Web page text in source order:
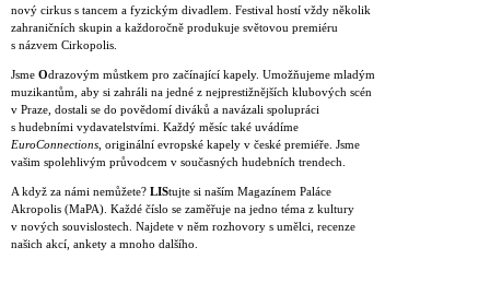
nový cirkus s tancem a fyzickým divadlem. Festival hostí vždy několik
zahraničních skupin a každoročně produkuje světovou premiéru
s názvem Cirkopolis.
Jsme Odrazovým můstkem pro začínající kapely. Umožňujeme mladým
muzikantům, aby si zahráli na jedné z nejprestižnějších klubových scén
v Praze, dostali se do povědomí diváků a navázali spolupráci
s hudebními vydavatelstvími. Každý měsíc také uvádíme
EuroConnections , originální evropské kapely v české premiéře. Jsme
vašim spolehlivým průvodcem v současných hudebních trendech.
A když za námi nemůžete? LIStujte si naším Magazínem Paláce
Akropolis (MaPA). Každé číslo se zaměřuje na jedno téma z kultury
v nových souvislostech. Najdete v něm rozhovory s umělci, recenze
našich akcí, ankety a mnoho dalšího.